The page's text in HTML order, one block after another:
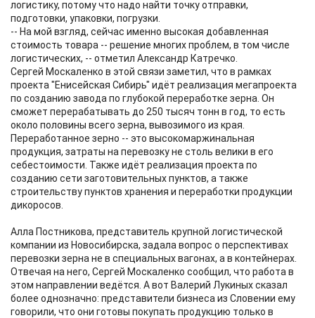
логистику, потому что надо найти точку отправки,
подготовки, упаковки, погрузки.
-- На мой взгляд, сейчас именно высокая добавленная
стоимость товара -- решение многих проблем, в том числе
логистических, -- отметил Александр Катречко.
Сергей Москаленко в этой связи заметил, что в рамках
проекта "Енисейская Сибирь" идёт реализация мегапроекта
по созданию завода по глубокой переработке зерна. Он
сможет перерабатывать до 250 тысяч тонн в год, то есть
около половины всего зерна, вывозимого из края.
Переработанное зерно -- это высокомаржинальная
продукция, затраты на перевозку не столь велики в его
себестоимости. Также идёт реализация проекта по
созданию сети заготовительных пунктов, а также
строительству пунктов хранения и переработки продукции
дикоросов.
Алла Постникова, представитель крупной логистической
компании из Новосибирска, задала вопрос о перспективах
перевозки зерна не в специальных вагонах, а в контейнерах.
Отвечая на него, Сергей Москаленко сообщил, что работа в
этом направлении ведётся. А вот Валерий Лукиных сказал
более однозначно: представители бизнеса из Словении ему
говорили, что они готовы покупать продукцию только в